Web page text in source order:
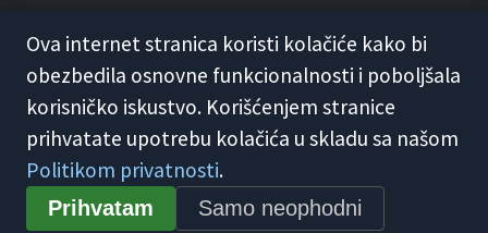
© 2026 KME Opuz · Udruženje OPUZ
Opšti uslovi korišćenja
Ova internet stranica koristi kolačiće kako bi
obezbedila osnovne funkcionalnosti i poboljšala
korisničko iskustvo. Korišćenjem stranice
prihvatate upotrebu kolačića u skladu sa našom
Politikom privatnosti.
Prihvatam Samo neophodni